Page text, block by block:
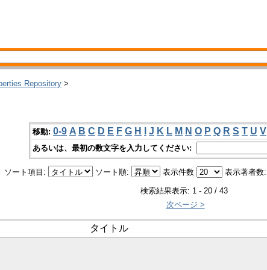
Repository >
移動: 0-9 A B C D E F G H J K L M N O P Q R S T U V
あるいは、最初の数文字を入力してください:
ソート項目: ソート順: 表示件数 表示著者数:
検索結果表示: 1 - 20 / 43
次ページ >
タイトル